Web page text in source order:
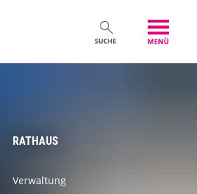
RATHAUS
Verwaltung